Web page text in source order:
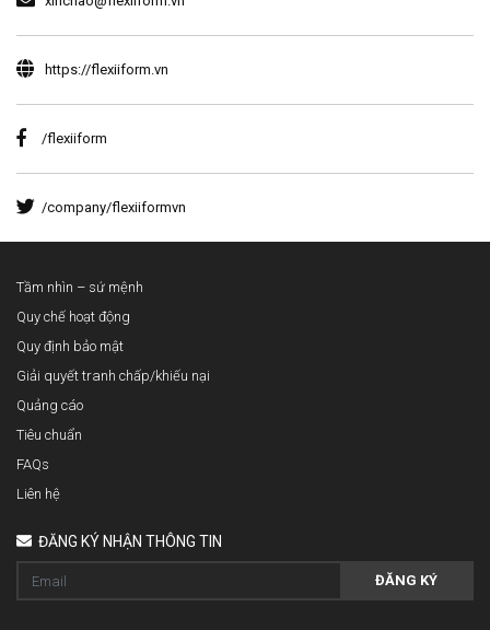
https://flexiiform.vn
/flexiiform
/company/flexiiformvn
Tầm nhìn – sứ mệnh
Quy chế hoạt động
Quy định bảo mật
Giải quyết tranh chấp/khiếu nại
Quảng cáo
Tiêu chuẩn
FAQs
Liên hệ
ĐĂNG KÝ NHẬN THÔNG TIN
ĐĂNG KÝ